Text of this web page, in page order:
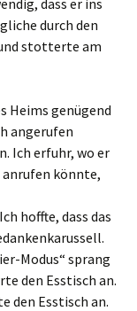
dass er ins
durch den
stotterte am
Heims genügend
angerufen
Ich erfuhr, wo er
anrufen könnte,
hoffte, dass das
Modus“ sprang
den Esstisch an.
den Esstisch an.